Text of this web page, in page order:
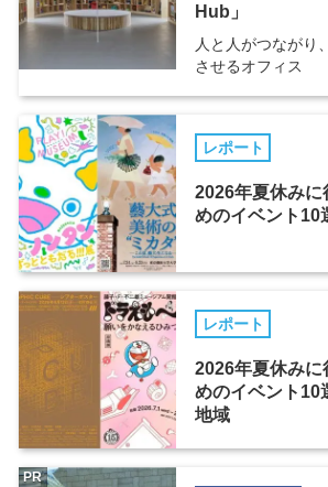
Hub」
人と人がつながり
させるオフィス
レポート
2026年夏休みに
めのイベント10
レポート
2026年夏休みに
めのイベント10
地域
PR